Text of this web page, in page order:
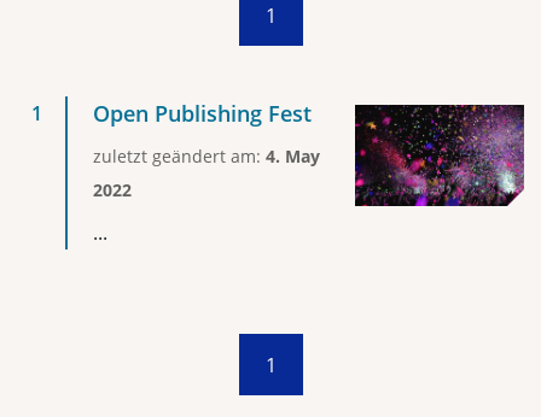
1
Open Publishing Fest
zuletzt geändert am: 4. May
2022
...
1